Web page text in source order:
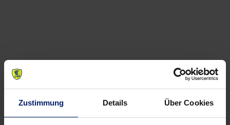
Zustimmung Details Über Cookies
Platz
einen
gebrauchten